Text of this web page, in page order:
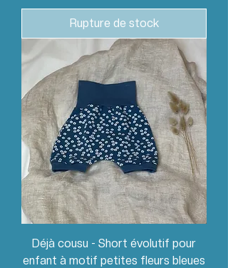
Rupture de stock
Déjà cousu - Short évolutif pour
enfant à motif petites fleurs bleues